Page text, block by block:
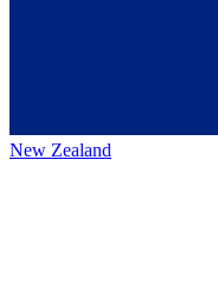
New Zealand